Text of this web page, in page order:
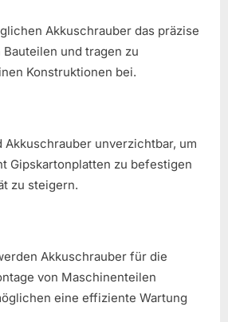
Akkuschrauber das präzise
und tragen zu
Konstruktionen bei.
Akkuschrauber unverzichtbar, um
Gipskartonplatten zu befestigen
zu steigern.
Akkuschrauber für die
von Maschinenteilen
eine effiziente Wartung